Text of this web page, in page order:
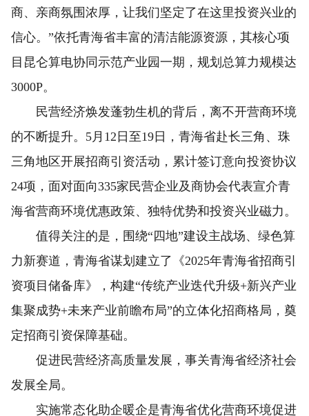
商、亲商氛围浓厚，让我们坚定了在这里投资兴业的
信心。”依托青海省丰富的清洁能源资源，其核心项
目昆仑算电协同示范产业园一期，规划总算力规模达
3000P。
民营经济焕发蓬勃生机的背后，离不开营商环境
的不断提升。5月12日至19日，青海省赴长三角、珠
三角地区开展招商引资活动，累计签订意向投资协议
24项，面对面向335家民营企业及商协会代表宣介青
海省营商环境优惠政策、独特优势和投资兴业磁力。
值得关注的是，围绕“四地”建设主战场、绿色算
力新赛道，青海省谋划建立了《2025年青海省招商引
资项目储备库》，构建“传统产业迭代升级+新兴产业
集聚成势+未来产业前瞻布局”的立体化招商格局，奠
定招商引资保障基础。
促进民营经济高质量发展，事关青海省经济社会
发展全局。
实施常态化助企暖企是青海省优化营商环境促进